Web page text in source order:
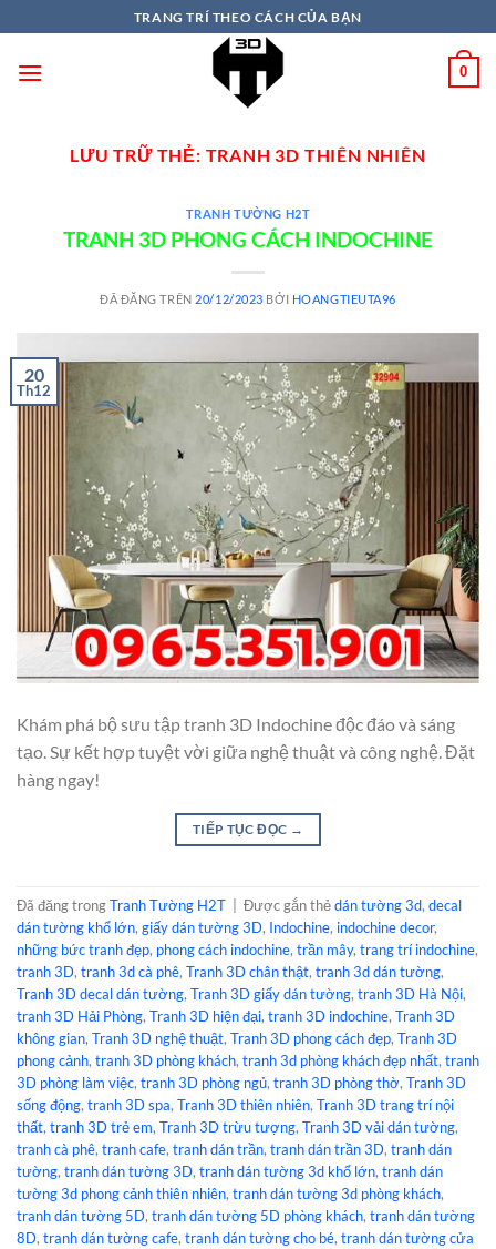
TRANG TRÍ THEO CÁCH CỦA BẠN
0
LƯU TRỮ THẺ: TRANH 3D THIÊN NHIÊN
TRANH TƯỜNG H2T
TRANH 3D PHONG CÁCH INDOCHINE
ĐÃ ĐĂNG TRÊN 20/12/2023 BỞI HOANGTIEUTA96
20
Th12
Khám phá bộ sưu tập tranh 3D Indochine độc đáo và sáng
tạo. Sự kết hợp tuyệt vời giữa nghệ thuật và công nghệ. Đặt
hàng ngay!
TIẾP TỤC ĐỌC →
Đã đăng trongTranh Tường H2T Được gắn thẻdán tường 3d, decal
dán tường khổ lớn, giấy dán tường 3D, Indochine, indochine decor,
những bức tranh đẹp, phong cách indochine, trần mây, trang trí indochine,
tranh 3D, tranh 3d cà phê, Tranh 3D chân thật, tranh 3d dán tường,
Tranh 3D decal dán tường, Tranh 3D giấy dán tường, tranh 3D Hà Nội,
tranh 3D Hải Phòng, Tranh 3D hiện đại, tranh 3D indochine, Tranh 3D
không gian, Tranh 3D nghệ thuật, Tranh 3D phong cách đẹp, Tranh 3D
phong cảnh, tranh 3D phòng khách, tranh 3d phòng khách đẹp nhất, tranh
3D phòng làm việc, tranh 3D phòng ngủ, tranh 3D phòng thờ, Tranh 3D
sống động, tranh 3D spa, Tranh 3D thiên nhiên, Tranh 3D trang trí nội
thất, tranh 3D trẻ em, Tranh 3D trừu tượng, Tranh 3D vải dán tường,
tranh cà phê, tranh cafe, tranh dán trần, tranh dán trần 3D, tranh dán
tường, tranh dán tường 3D, tranh dán tường 3d khổ lớn, tranh dán
tường 3d phong cảnh thiên nhiên, tranh dán tường 3d phòng khách,
tranh dán tường 5D, tranh dán tường 5D phòng khách, tranh dán tường
8D, tranh dán tường cafe, tranh dán tường cho bé, tranh dán tường cửa